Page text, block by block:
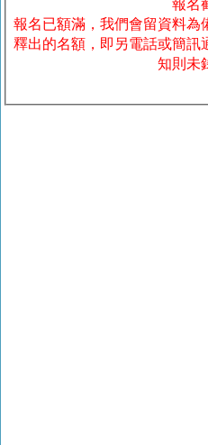
報名
報名已額滿，我們會留資料為
釋出的名額，即另電話或簡訊
知則未